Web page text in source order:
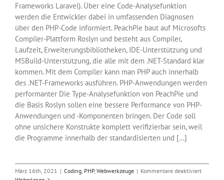
Frameworks Laravel). Über eine Code-Analysefunktion
werden die Entwickler dabei in umfassenden Diagnosen
über den PHP-Code informiert. PeachPie baut auf Microsofts
Compiler-Plattform Roslyn und besteht aus Compiler,
Laufzeit, Erweiterungsbibliotheken, IDE-Unterstützung und
MSBuild-Unterstützung, die alle mit dem .NET-Standard klar
kommen. Mit dem Compiler kann man PHP auch innerhalb
des .NET-Frameworks ausführen. PHP-Anwendungen werden
performanter Die Type-Analysefunktion von PeachPie und
die Basis Roslyn sollen eine bessere Performance von PHP-
Anwendungen und -Komponenten bringen. Der Code soll
ohne unsichere Konstrukte komplett verifizierbar sein, weil
die Programme innerhalb der standardisierten und [...]
März 16th, 2021 | Coding, PHP, Webwerkzeuge | Kommentare deaktiviertfür